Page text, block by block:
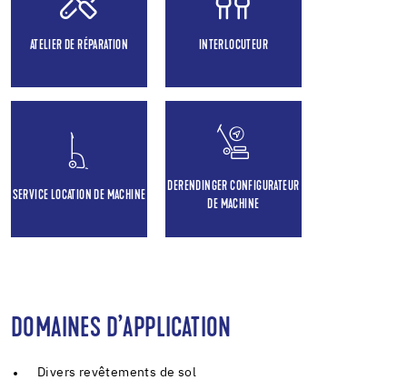
ATELIER DE RÉPARATION INTERLOCUTEUR
SERVICE LOCATION DE MACHINE
DERENDINGER CONFIGURATEUR
DE MACHINE
DOMAINES D’APPLICATION
Divers revêtements de sol